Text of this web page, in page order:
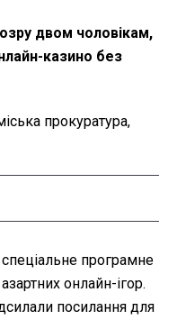
двом чоловікам,
казино без
прокуратура,
програмне
онлайн-ігор.
посилання для